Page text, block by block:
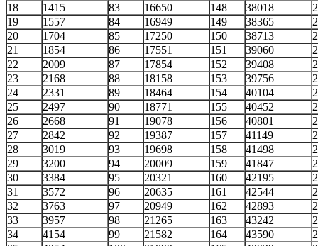
18
1415 83 16650 148 38018
19
1557 84 16949 149 38365
20
1704 85 17250 150 38713
21
1854 86 17551 151 39060
22
2009 87 17854 152 39408
23
2168 88 18158 153 39756
24
2331 89 18464 154 40104
25
2497 90 18771 155 40452
26
2668 91 19078 156 40801
27
2842 92 19387 157 41149
28
3019 93 19698 158 41498
29
3200 94 20009 159 41847
30
3384 95 20321 160 42195
31
3572 96 20635 161 42544
32
3763 97 20949 162 42893
33
3957 98 21265 163 43242
34
4154 99 21582 164 43590